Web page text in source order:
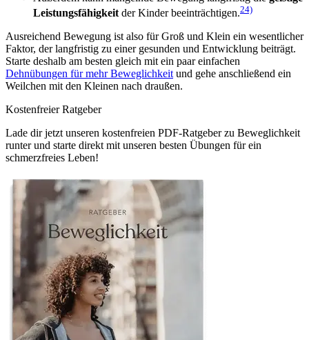
Leistungsfähigkeit der Kinder beeinträchtigen.24)
Ausreichend Bewegung ist also für Groß und Klein ein wesentlicher
Faktor, der langfristig zu einer gesunden und Entwicklung beiträgt.
Starte deshalb am besten gleich mit ein paar einfachen
Dehnübungen für mehr Beweglichkeit und gehe anschließend ein
Weilchen mit den Kleinen nach draußen.
Kostenfreier Ratgeber
Lade dir jetzt unseren kostenfreien PDF-Ratgeber zu Beweglichkeit
runter und starte direkt mit unseren besten Übungen für ein
schmerzfreies Leben!